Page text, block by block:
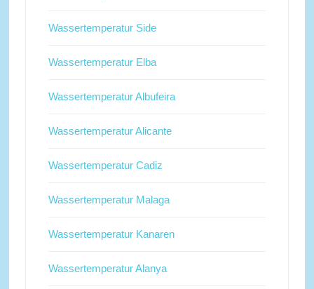
Wassertemperatur Side
Wassertemperatur Elba
Wassertemperatur Albufeira
Wassertemperatur Alicante
Wassertemperatur Cadiz
Wassertemperatur Malaga
Wassertemperatur Kanaren
Wassertemperatur Alanya